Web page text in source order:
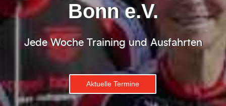
Bonn e.V.
Jede Woche Training und Ausfahrten
Aktuelle Termine